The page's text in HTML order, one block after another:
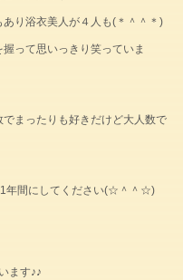
り浴衣美人が４人も(＊＾＾＊)
って思いっきり笑っていま
まったりも好きだけど大人数で
1年間にしてください(☆＾＾☆)
ます♪♪